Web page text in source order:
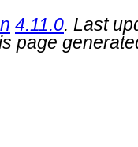
4.11.0. Last
page